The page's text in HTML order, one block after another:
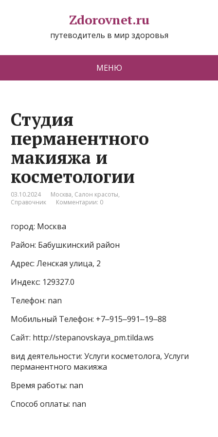
Zdorovnet.ru
путеводитель в мир здоровья
МЕНЮ
Студия
перманентного
макияжа и
косметологии
03.10.2024 Москва, Салон красоты,
Справочник
Комментарии: 0
город: Москва
Район: Бабушкинский район
Адрес: Ленская улица, 2
Индекс: 129327.0
Телефон: nan
Мобильный Телефон: +7‒915‒991‒19‒88
Сайт: http://stepanovskaya_pm.tilda.ws
вид деятельности: Услуги косметолога, Услуги
перманентного макияжа
Время работы: nan
Способ оплаты: nan